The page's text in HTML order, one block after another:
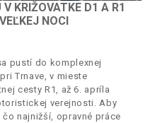
KRIŽOVATKE D1 A R1
NOCI
pustí do komplexnej
Trnave, v mieste
cesty R1, až 6. apríla
verejnosti. Aby
najnižší, opravné práce